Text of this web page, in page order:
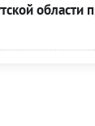
области